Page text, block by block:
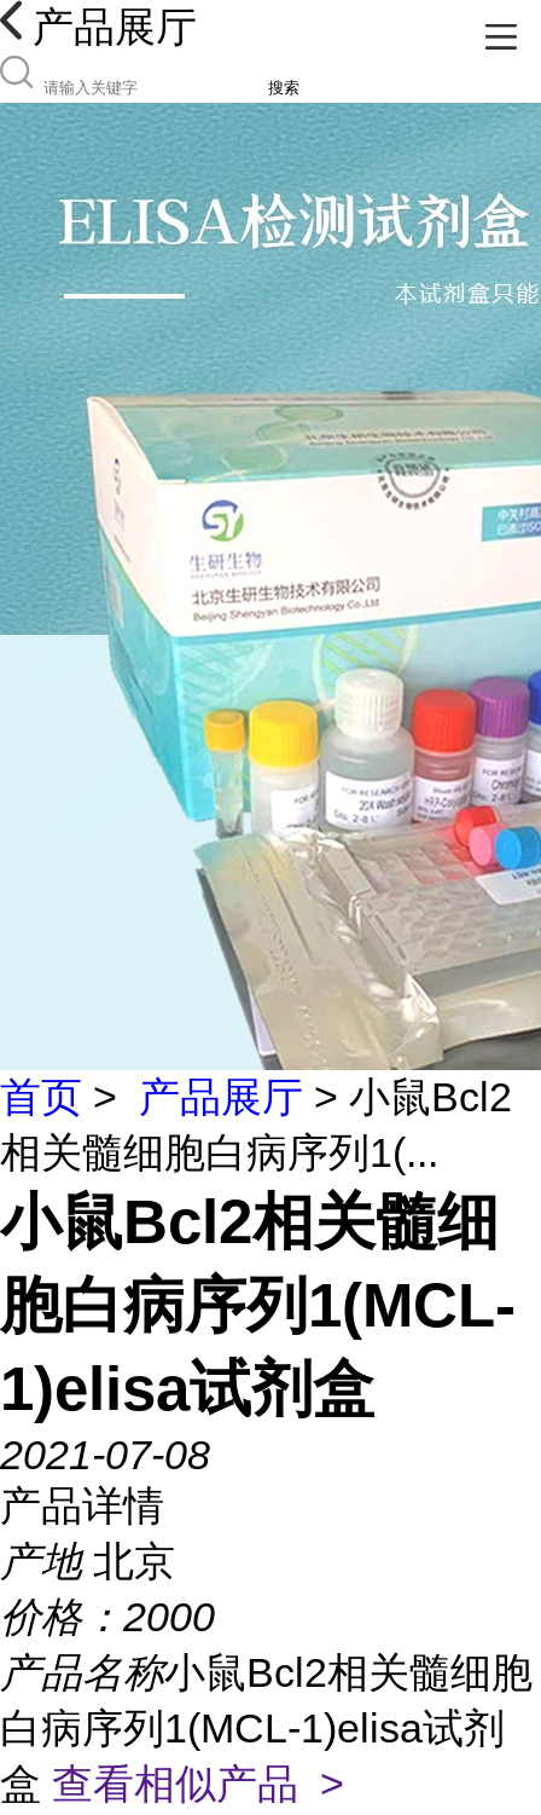
产品展厅
搜索
首页 > 产品展厅 > 小鼠Bcl2
相关髓细胞白病序列1(...
小鼠Bcl2相关髓细
胞白病序列1(MCL-
1)elisa试剂盒
2021-07-08
产品详情
产地 北京
价格： 2000
产品名称小鼠Bcl2相关髓细胞
白病序列1(MCL-1)elisa试剂
盒 查看相似产品 >